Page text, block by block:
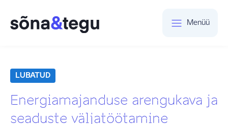
Menüü
LUBATUD
Energiamajanduse arengukava ja
seaduste väljatöötamine